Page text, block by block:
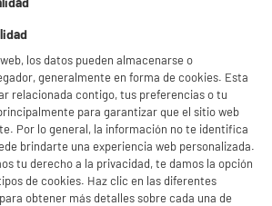
los datos pueden almacenarse o
generalmente en forma de cookies. Esta
relacionada contigo, tus preferencias o tu
para garantizar que el sitio web
Por lo general, la información no te identifica
brindarte una experiencia web personalizada.
tu derecho a la privacidad, te damos la opción
de cookies. Haz clic en las diferentes
obtener más detalles sobre cada una de